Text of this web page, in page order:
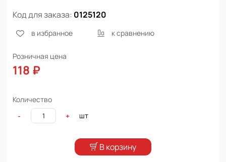
Код для заказа: 0125120
в избранное к сравнению
Розничная цена
118 ₽
Количество
-
+ шт
В корзину